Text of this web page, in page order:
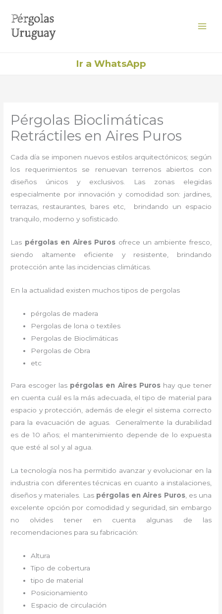
contenido
Ir a WhatsApp
Pérgolas Bioclimáticas
Retráctiles en Aires Puros
Cada día se imponen nuevos estilos arquitectónicos; según
los requerimientos se renuevan terrenos abiertos con
diseños únicos y exclusivos. Las zonas elegidas
especialmente por innovación y comodidad son: jardines,
terrazas, restaurantes, bares etc, brindando un espacio
tranquilo, moderno y sofisticado.
Las pérgolas en Aires Puros ofrece un ambiente fresco,
siendo altamente eficiente y resistente, brindando
protección ante las incidencias climáticas.
En la actualidad existen muchos tipos de pergolas
pérgolas de madera
Pergolas de lona o textiles
Pergolas de Bioclimáticas
Pergolas de Obra
etc
Para escoger las pérgolas en Aires Puros hay que tener
en cuenta cuál es la más adecuada, el tipo de material para
espacio y protección, además de elegir el sistema correcto
para la evacuación de aguas. Generalmente la durabilidad
es de 10 años; el mantenimiento depende de lo expuesta
que esté al sol y al agua.
La tecnología nos ha permitido avanzar y evolucionar en la
industria con diferentes técnicas en cuanto a instalaciones,
diseños y materiales. Las pérgolasen Aires Puros, es una
excelente opción por comodidad y seguridad, sin embargo
no olvides tener en cuenta algunas de las
recomendaciones para su fabricación:
Altura
Tipo de cobertura
tipo de material
Posicionamiento
Espacio de circulación